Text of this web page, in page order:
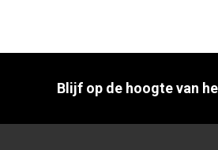
Blijf op de hoogte van